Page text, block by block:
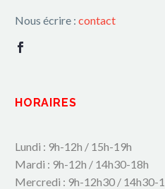
Nous écrire : contact
HORAIRES
Lundi : 9h-12h / 15h-19h
Mardi : 9h-12h / 14h30-18h
Mercredi : 9h-12h30 / 14h30-